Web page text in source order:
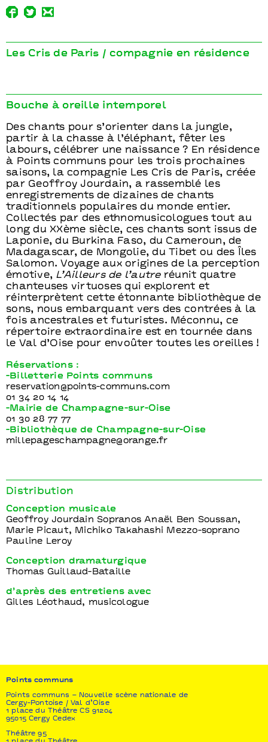
Les Cris de Paris / compagnie en résidence
Bouche à oreille intemporel
Des chants pour s’orienter dans la jungle,
partir à la chasse à l’éléphant, fêter les
labours, célébrer une naissance ? En résidence
à Points communs pour les trois prochaines
saisons, la compagnie Les Cris de Paris, créée
par Geoffroy Jourdain, a rassemblé les
enregistrements de dizaines de chants
traditionnels populaires du monde entier.
Collectés par des ethnomusicologues tout au
long du XXème siècle, ces chants sont issus de
Laponie, du Burkina Faso, du Cameroun, de
Madagascar, de Mongolie, du Tibet ou des Îles
Salomon. Voyage aux origines de la perception
émotive, L’Ailleurs de l’autreréunit quatre
chanteuses virtuoses qui explorent et
réinterprètent cette étonnante bibliothèque de
sons, nous embarquant vers des contrées à la
fois ancestrales et futuristes. Méconnu, ce
répertoire extraordinaire est en tournée dans
le Val d’Oise pour envoûter toutes les oreilles !
Réservations :
-Billetterie Points communs
reservation@points-communs.com
01 34 20 14 14
-Mairie de Champagne-sur-Oise
01 30 28 77 77
-Bibliothèque de Champagne-sur-Oise
millepageschampagne@orange.fr
Distribution
Conception musicale
Geoffroy Jourdain Sopranos Anaël Ben Soussan,
Marie Picaut, Michiko Takahashi Mezzo-soprano
Pauline Leroy
Conception dramaturgique
Thomas Guillaud-Bataille
d’après des entretiens avec
Gilles Léothaud, musicologue
Points communs
Points communs – Nouvelle scène nationale de
Cergy-Pontoise / Val d’Oise
1 place du Théâtre CS 91204
95015 Cergy Cedex
Théâtre 95